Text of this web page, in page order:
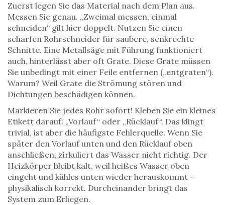
Zuerst legen Sie das Material nach dem Plan aus.
Messen Sie genau. „Zweimal messen, einmal
schneiden“ gilt hier doppelt. Nutzen Sie einen
scharfen Rohrschneider für saubere, senkrechte
Schnitte. Eine Metallsäge mit Führung funktioniert
auch, hinterlässt aber oft Grate. Diese Grate müssen
Sie unbedingt mit einer Feile entfernen („entgraten“).
Warum? Weil Grate die Strömung stören und
Dichtungen beschädigen können.
Markieren Sie jedes Rohr sofort! Kleben Sie ein kleines
Etikett darauf: „Vorlauf“ oder „Rücklauf“. Das klingt
trivial, ist aber die häufigste Fehlerquelle. Wenn Sie
später den Vorlauf unten und den Rücklauf oben
anschließen, zirkuliert das Wasser nicht richtig. Der
Heizkörper bleibt kalt, weil heißes Wasser oben
eingeht und kühles unten wieder herauskommt -
physikalisch korrekt. Durcheinander bringt das
System zum Erliegen.